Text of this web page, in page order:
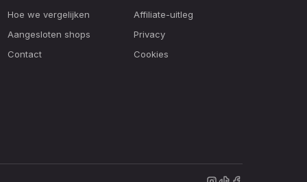
Hoe we vergelijken
Aangesloten shops
Contact
Affiliate-uitleg
Privacy
Cookies